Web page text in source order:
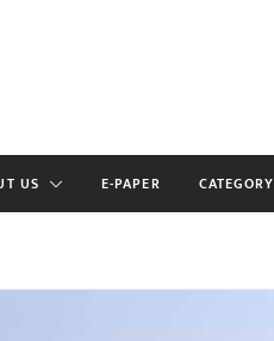
US E-PAPER CATEGORY